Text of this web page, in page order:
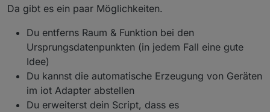
Da gibt es ein paar Möglichkeiten.
Du entferns Raum & Funktion bei den
Ursprungsdatenpunkten (in jedem Fall eine gute
Idee)
Du kannst die automatische Erzeugung von Geräten
im iot Adapter abstellen
Du erweiterst dein Script, dass es